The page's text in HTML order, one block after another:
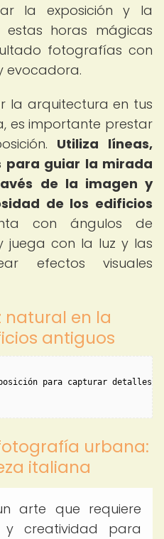
la exposición y la
estas horas mágicas
fotografías con
evocadora.
la arquitectura en tus
es importante prestar
Utiliza líneas,
para guiar la mirada
de la imagen y
de los edificios
con ángulos de
juega con la luz y las
efectos visuales
natural en la
antiguos
para capturar detalles
urbana:
italiana
arte que requiere
y creatividad para